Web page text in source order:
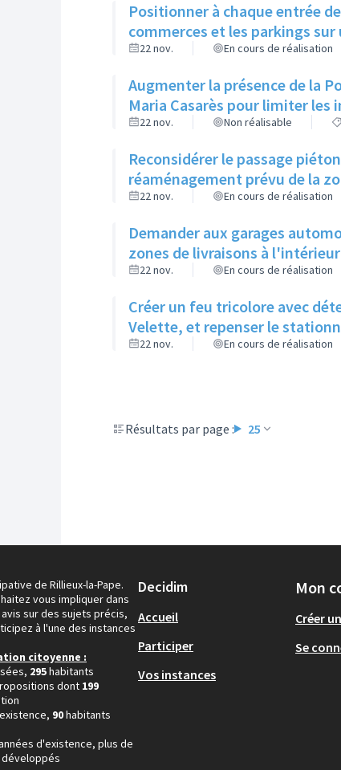
Positionner à chaque entrée
commerces et les parkings sur
22 nov. En cours de réalisation
Augmenter la présence de la
Maria Casarès pour limiter les
22 nov. Non réalisable
Reconsidérer le passage
réaménagement prévu de la
22 nov. En cours de réalisation
Demander aux garages
zones de livraisons à
22 nov. En cours de réalisation
Créer un feu tricolore avec
Velette, et repenser le
22 nov. En cours de réalisation
Résultats par page : 25
de Rillieux-la-Pape.
vous impliquer dans
sur des sujets précis,
à l'une des instances
citoyenne :
295habitants
dont 199
90habitants
d'existence, plus de
Decidim
Accueil
Participer
Vos instances
Mon
Créer
Se